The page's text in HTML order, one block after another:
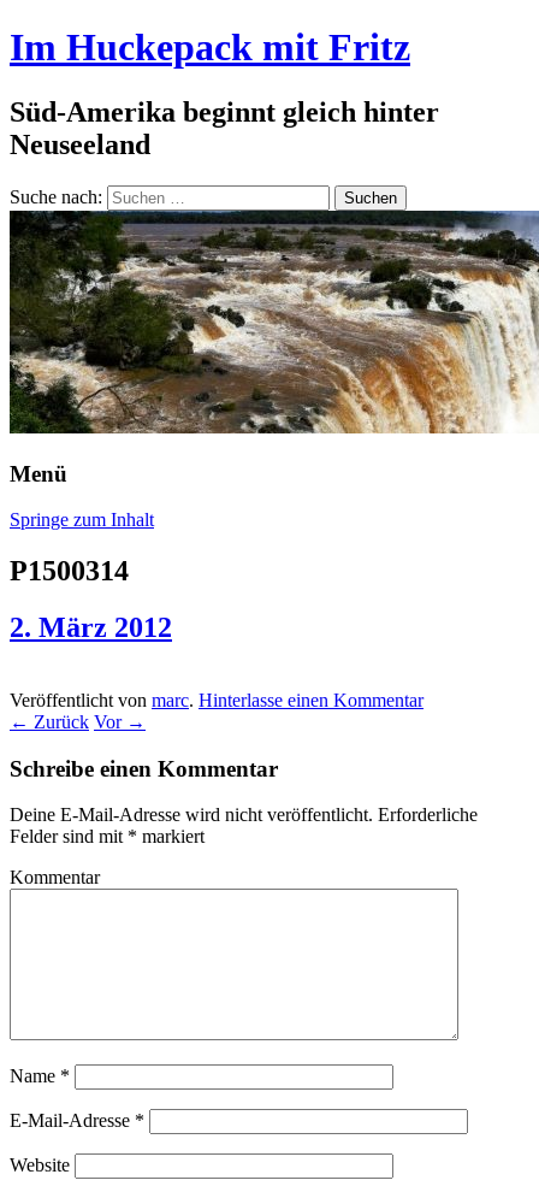
Im Huckepack mit Fritz
Süd-Amerika beginnt gleich hinter
Neuseeland
Suche nach:
Menü
Springe zum Inhalt
P1500314
2. März 2012
Veröffentlicht von marc. Hinterlasse einen Kommentar
← Zurück Vor →
Schreibe einen Kommentar
Deine E-Mail-Adresse wird nicht veröffentlicht. Erforderliche
Felder sind mit * markiert
Kommentar
Name *
E-Mail-Adresse *
Website